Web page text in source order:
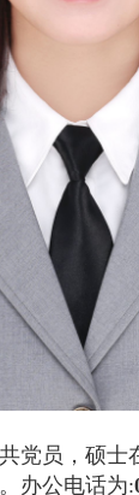
党员，硕士
办公电话为: